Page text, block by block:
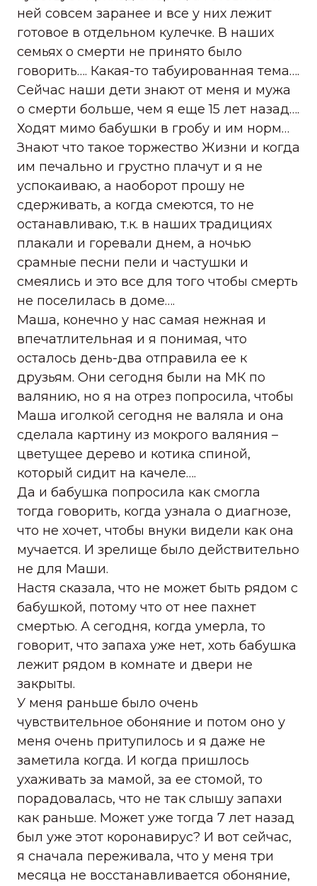
ней совсем заранее и все у них лежит
готовое в отдельном кулечке. В наших
семьях о смерти не принято было
говорить…. Какая-то табуированная тема….
Сейчас наши дети знают от меня и мужа
о смерти больше, чем я еще 15 лет назад….
Ходят мимо бабушки в гробу и им норм…
Знают что такое торжество Жизни и когда
им печально и грустно плачут и я не
успокаиваю, а наоборот прошу не
сдерживать, а когда смеются, то не
останавливаю, т.к. в наших традициях
плакали и горевали днем, а ночью
срамные песни пели и частушки и
смеялись и это все для того чтобы смерть
не поселилась в доме….
Маша, конечно у нас самая нежная и
впечатлительная и я понимая, что
осталось день-два отправила ее к
друзьям. Они сегодня были на МК по
валянию, но я на отрез попросила, чтобы
Маша иголкой сегодня не валяла и она
сделала картину из мокрого валяния –
цветущее дерево и котика спиной,
который сидит на качеле….
Да и бабушка попросила как смогла
тогда говорить, когда узнала о диагнозе,
что не хочет, чтобы внуки видели как она
мучается. И зрелище было действительно
не для Маши.
Настя сказала, что не может быть рядом с
бабушкой, потому что от нее пахнет
смертью. А сегодня, когда умерла, то
говорит, что запаха уже нет, хоть бабушка
лежит рядом в комнате и двери не
закрыты.
У меня раньше было очень
чувствительное обоняние и потом оно у
меня очень притупилось и я даже не
заметила когда. И когда пришлось
ухаживать за мамой, за ее стомой, то
порадовалась, что не так слышу запахи
как раньше. Может уже тогда 7 лет назад
был уже этот коронавирус? И вот сейчас,
я сначала переживала, что у меня три
месяца не восстанавливается обоняние,